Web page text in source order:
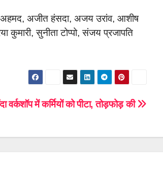
अहमद, अजीत हंसदा, अजय उरांव, आशीष
कुमारी, सुनीता टोप्पो, संजय प्रजापति
वर्कशॉप में कर्मियों को पीटा, तोड़फोड़ की